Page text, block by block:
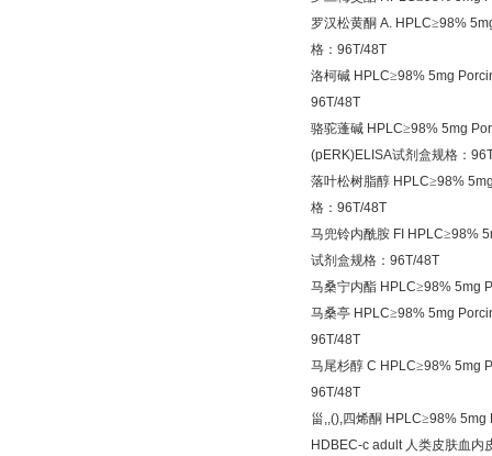
罗汉松黄酮 A. HPLC≥98%
格： 96T/48T
洛柯碱 HPLC≥98% 5mg
96T/48T
骆驼蓬碱 HPLC≥98% 5mg
(pERK)ELISA试剂盒规格：
落叶松树脂醇 HPLC≥98%
格： 96T/48T
马兜铃内酰胺 FI HPLC≥98%
试剂盒规格： 96T/48T
马桑宁内酯 HPLC≥98% 5mg
马桑亭 HPLC≥98% 5mg
96T/48T
马尾杉醇 C HPLC≥98% 5mg
96T/48T
甾,,(),四烯酮 HPLC≥98% 5mg
HDBEC-c adult 人类皮肤血内